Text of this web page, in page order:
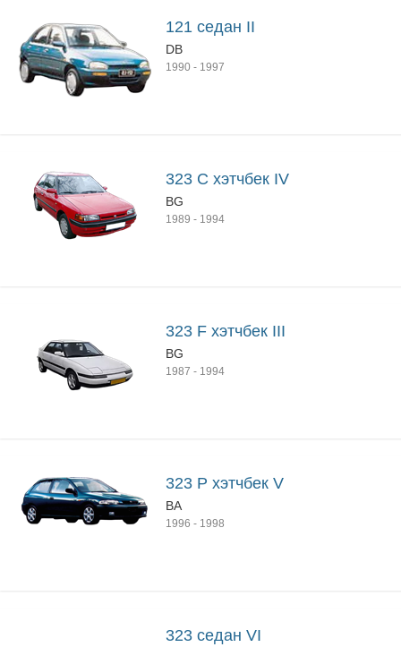
121 седан II
DB
1990 - 1997
323 C хэтчбек IV
BG
1989 - 1994
323 F хэтчбек III
BG
1987 - 1994
323 P хэтчбек V
BA
1996 - 1998
323 седан VI